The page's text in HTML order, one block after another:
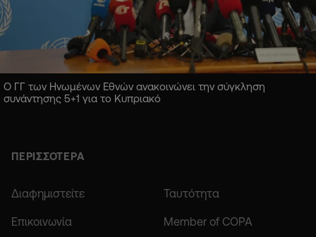
Ο ΓΓ των Ηνωμένων Εθνών ανακοινώνει την σύγκληση
συνάντησης 5+1 για το Κυπριακό
ΠΕΡΙΣΣΟΤΕΡΑ
Διαφημιστείτε Ταυτότητα
Επικοινωνία Member of COPA